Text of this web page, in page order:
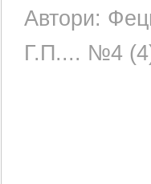
Автори:
Г.П.... №4